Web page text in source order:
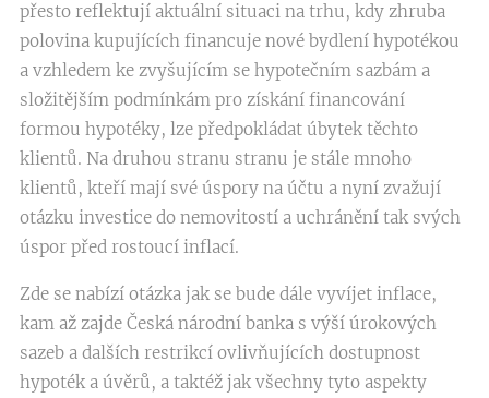
přesto reflektují aktuální situaci na trhu, kdy zhruba
polovina kupujících financuje nové bydlení hypotékou
a vzhledem ke zvyšujícím se hypotečním sazbám a
složitějším podmínkám pro získání financování
formou hypotéky, lze předpokládat úbytek těchto
klientů. Na druhou stranu stranu je stále mnoho
klientů, kteří mají své úspory na účtu a nyní zvažují
otázku investice do nemovitostí a uchránění tak svých
úspor před rostoucí inflací.
Zde se nabízí otázka jak se bude dále vyvíjet inflace,
kam až zajde Česká národní banka s výší úrokových
sazeb a dalších restrikcí ovlivňujících dostupnost
hypoték a úvěrů, a taktéž jak všechny tyto aspekty